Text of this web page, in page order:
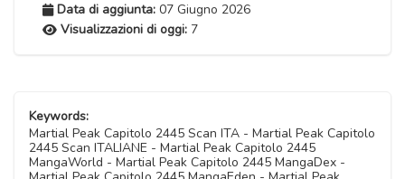
Data di aggiunta: 07 Giugno 2026
Visualizzazioni di oggi: 7
Keywords:
Martial Peak Capitolo 2445 Scan ITA - Martial Peak Capitolo
2445 Scan ITALIANE - Martial Peak Capitolo 2445
MangaWorld - Martial Peak Capitolo 2445 MangaDex -